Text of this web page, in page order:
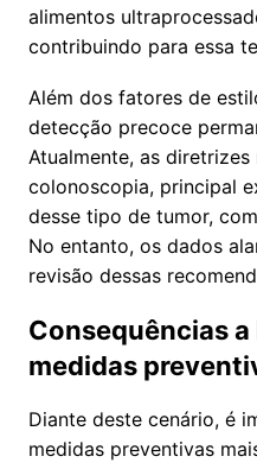
alimentos
contribuindo para essa
Além dos fatores de
detecção precoce
Atualmente, as
colonoscopia, principal
desse tipo de tumor,
No entanto, os dados
revisão dessas
Consequências
medidas
Diante deste cenário, é
medidas preventivas